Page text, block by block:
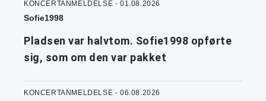
KONCERTANMELDELSE - 01.08.2026
Sofie1998
Pladsen var halvtom. Sofie1998 opførte
sig, som om den var pakket
KONCERTANMELDELSE - 06.08.2026